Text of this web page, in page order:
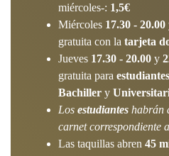
miércoles-: 1,5€
Miércoles 17.30 - 20.00
gratuita con la tarjeta
Jueves 17.30 - 20.00 y
gratuita para estudiantes
Bachiller y
Los estudiantes habrán
carnet correspondiente
Las taquillas abren 45